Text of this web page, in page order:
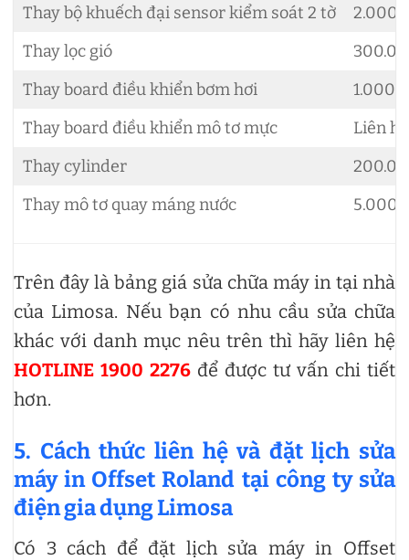
Thay bộ khuếch đại sensor kiểm soát 2 tờ
Thay lọc gió
Thay board điều khiển bơm hơi
Thay board điều khiển mô tơ mực
Liên
Thay cylinder
Thay mô tơ quay máng nước
Trên đây là bảng giá sửa chữa máy in tại nhà
của Limosa. Nếu bạn có nhu cầu sửa chữa
khác với danh mục nêu trên thì hãy liên hệ
HOTLINE 1900 2276 để được tư vấn chi tiết
hơn.
5. Cách thức liên hệ và đặt lịch sửa
máy in Offset Roland tại công ty sửa
điện gia dụng Limosa
Có 3 cách để đặt lịch sửa máy in Offset